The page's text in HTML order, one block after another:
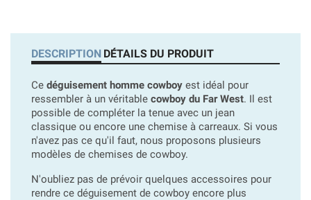
DESCRIPTION DÉTAILS DU PRODUIT
Ce déguisement homme cowboy est idéal pour
ressembler à un véritable cowboy du Far West. Il est
possible de compléter la tenue avec un jean
classique ou encore une chemise à carreaux. Si vous
n'avez pas ce qu'il faut, nous proposons plusieurs
modèles de chemises de cowboy.
N'oubliez pas de prévoir quelques accessoires pour
rendre ce déguisement de cowboy encore plus